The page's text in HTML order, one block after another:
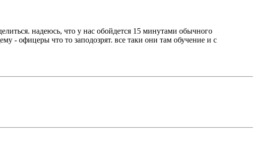
надеюсь, что у нас обойдется 15 минутами обычного
- офицеры что то заподозрят. все таки они там обучение и с